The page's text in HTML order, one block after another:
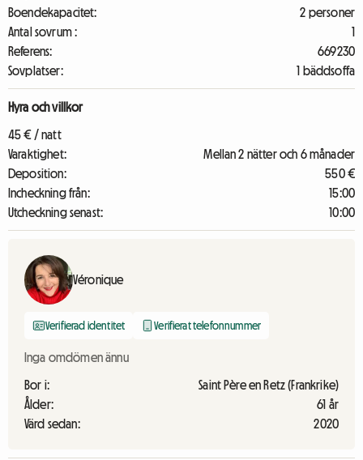
Boendekapacitet:
2 personer
Antal sovrum :
1
Referens:
669230
Sovplatser:
1 bäddsoffa
Hyra och villkor
45 € / natt
Varaktighet:
Mellan 2 nätter och 6 månader
Deposition:
550 €
Incheckning från:
15:00
Utcheckning senast:
10:00
Véronique
Verifierad identitet Verifierat telefonnummer
Inga omdömen ännu
Bor i:
Saint Père en Retz (Frankrike)
Ålder:
61 år
Värd sedan:
2020